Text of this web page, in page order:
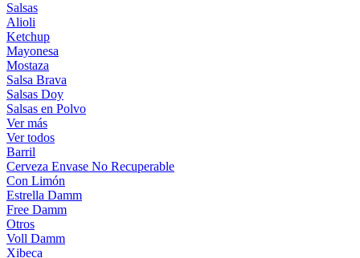
Salsas
Alioli
Ketchup
Mayonesa
Mostaza
Salsa Brava
Salsas Doy
Salsas en Polvo
Ver más
Ver todos
Barril
Cerveza Envase No Recuperable
Con Limón
Estrella Damm
Free Damm
Otros
Voll Damm
Xibeca